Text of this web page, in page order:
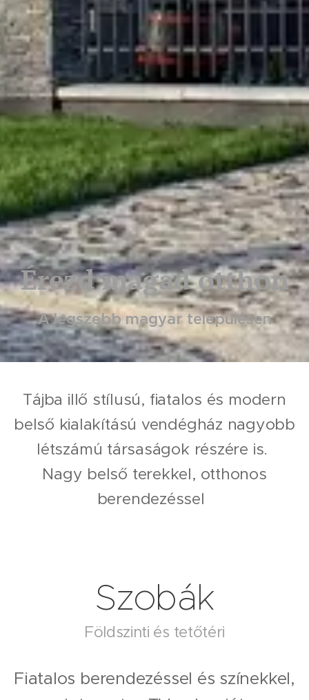
Érezd magad otthon
A legszebb magyar településen
Tájba illő stílusú, fiatalos és modern
belső kialakítású vendégház nagyobb
létszámú társaságok részére is.
Nagy belső terekkel, otthonos
berendezéssel
Szobák
Földszinti és tetőtéri
Fiatalos berendezéssel és színekkel,